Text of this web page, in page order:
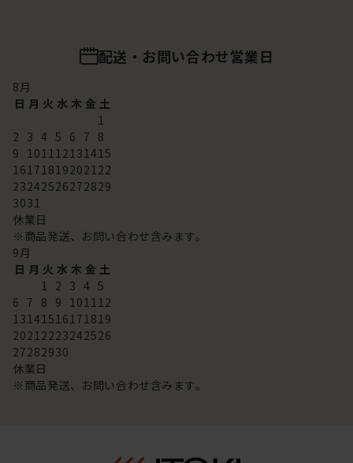
配送・お問い合わせ営業日
8 月
日 月 火 水 木 金 土
1
2 3 4 5 6 7 8
9
10 11 12 13 14 15
16 17 18 192021 22
23242526272829
3031
休業日
※商品発送、お問い合わせ含みます。
9 月
日 月 火 水 木 金 土
1
2 3 4 5
6 7 8 9 10 11 12
13 14 15 16 17 18 19
2021 2223242526
27282930
休業日
※商品発送、お問い合わせ含みます。